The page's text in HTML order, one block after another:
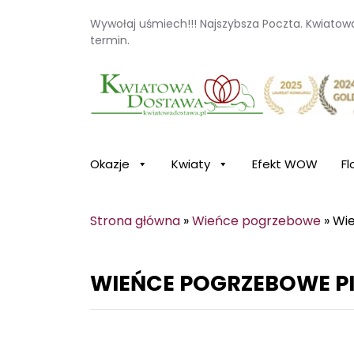
Wywołaj uśmiech!!! Najszybsza Poczta.
termin.
Kwiaciarnia internetowa Kwiatowa
Okazje Kwiaty Efekt WOW
Strona główna »Wieńce pogrzebowe »
WIEŃCE POGRZEBOWE